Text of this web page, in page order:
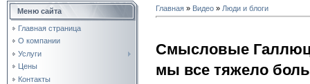
Меню сайта
Главная страница
О компании
Услуги
Цены
Контакты
Главная » Видео » Люди и блоги
Смысловые
мы все тяжело